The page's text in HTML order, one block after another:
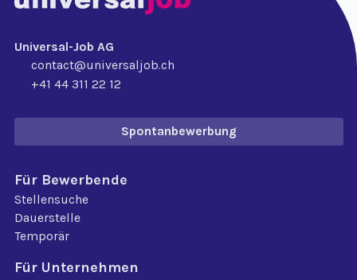
Universal-Job AG
contact@universaljob.ch
+41 44 311 22 12
Spontanbewerbung
Für Bewerbende
Stellensuche
Dauerstelle
Temporär
Für Unternehmen